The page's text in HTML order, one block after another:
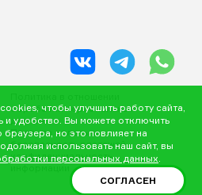
обработки персональных
данных
Правила оплаты и
безопасность платежей,
конфиденциальность
чтобы улучшить работу сайта,
и удобство. Вы можете отключить
но это повлияет на
использовать наш сайт, вы
персональных данных.
СОГЛАСЕН